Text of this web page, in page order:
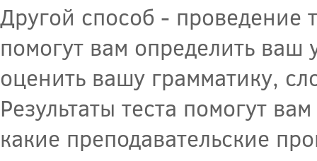
Другой способ - проведение
помогут вам определить ваш
оценить вашу грамматику,
Результаты теста помогут
какие преподавательские